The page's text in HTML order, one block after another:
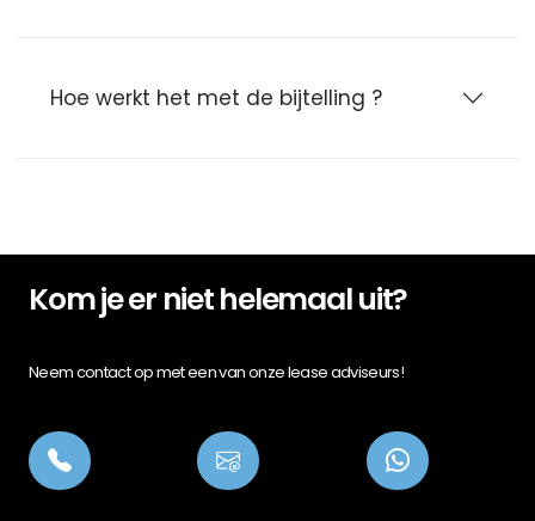
Hoe werkt het met de bijtelling ?
Kom je er niet helemaal uit?
Neem contact op met een van onze lease adviseurs!